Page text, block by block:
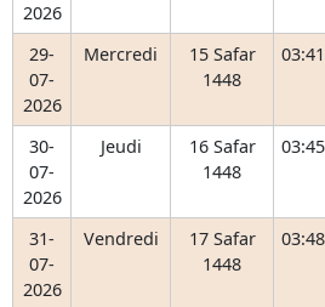
2026
29-
07-
2026
Mercredi
15 Safar
1448
03:41
30-
07-
2026
Jeudi
16 Safar
1448
03:45
31-
07-
2026
Vendredi
17 Safar
1448
03:48